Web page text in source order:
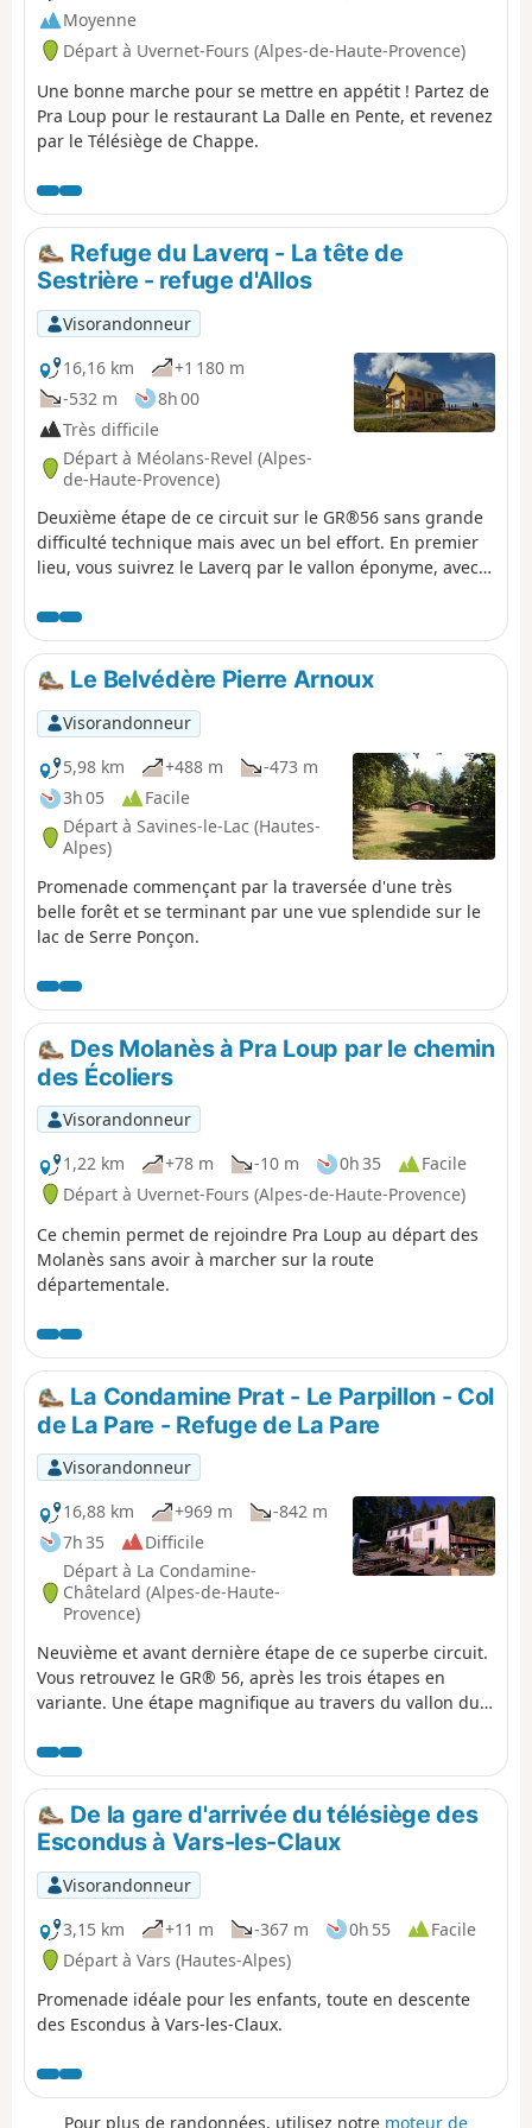
Moyenne
Départ à Uvernet-Fours (Alpes-de-Haute-Provence)
Une bonne marche pour se mettre en appétit ! Partez de
Pra Loup pour le restaurant La Dalle en Pente, et revenez
par le Télésiège de Chappe.
Refuge du Laverq - La tête de
Sestrière - refuge d'Allos
Visorandonneur
16,16 km
+1 180 m
-532 m
8h 00
Très difficile
Départ à Méolans-Revel (Alpes-
de-Haute-Provence)
Deuxième étape de ce circuit sur le GR®56 sans grande
difficulté technique mais avec un bel effort. En premier
lieu, vous suivrez le Laverq par le vallon éponyme, avec
Évêchés, pour ensuite faire l'ascension de la Tête de
Sestriere, puis les crêtes qui surplombent le Val d'Allos et
la source du Verdon, pour arriver au Refuge d'Allos.
Le Belvédère Pierre Arnoux
Visorandonneur
5,98 km
+488 m
-473 m
3h 05
Facile
Départ à Savines-le-Lac (Hautes-
Alpes)
Promenade commençant par la traversée d'une très
belle forêt et se terminant par une vue splendide sur le
lac de Serre Ponçon.
Des Molanès à Pra Loup par le chemin
des Écoliers
Visorandonneur
1,22 km
+78 m -10 m 0h 35
Facile
Départ à Uvernet-Fours (Alpes-de-Haute-Provence)
Ce chemin permet de rejoindre Pra Loup au départ des
Molanès sans avoir à marcher sur la route
départementale.
La Condamine Prat - Le Parpillon - Col
de La Pare - Refuge de La Pare
Visorandonneur
16,88 km
+969 m
-842 m
7h 35
Difficile
Départ à La Condamine-
Châtelard (Alpes-de-Haute-
Provence)
Neuvième et avant dernière étape de ce superbe circuit.
Vous retrouvez le GR® 56, après les trois étapes en
variante. Une étape magnifique au travers du vallon du
Parpaillon avec son tunnel ainsi que du Grand Berard
pour atteindre le Col de la Pare, puis le refuge éponyme
au milieu de la Forêt du Riou Bourdoux.
De la gare d'arrivée du télésiège des
Escondus à Vars-les-Claux
Visorandonneur
3,15 km
+11 m -367 m 0h 55
Facile
Départ à Vars (Hautes-Alpes)
Promenade idéale pour les enfants, toute en descente
des Escondus à Vars-les-Claux.
Pour plus de randonnées, utilisez notre moteur de